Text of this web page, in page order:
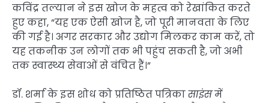
कविंद्र तल्यान ने इस खोज के महत्व को रेखांकित करते
हुए कहा, “यह एक ऐसी खोज है, जो पूरी मानवता के लिए
की गई है। अगर सरकार और उद्योग मिलकर काम करें, तो
यह तकनीक उन लोगों तक भी पहुंच सकती है, जो अभी
तक स्वास्थ्य सेवाओं से वंचित हैं।”
डॉ. शर्मा के इस शोध को प्रतिष्ठित पत्रिकासाइंसमें